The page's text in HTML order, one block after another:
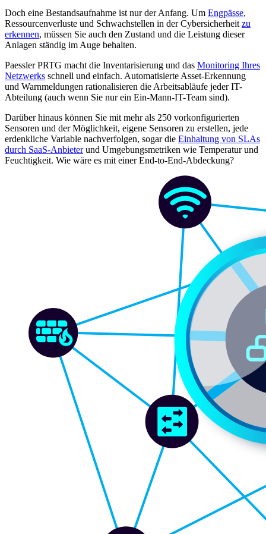
Doch eine Bestandsaufnahme ist nur der Anfang. Um Engpässe,
Ressourcenverluste und Schwachstellen in der Cybersicherheit zu
erkennen, müssen Sie auch den Zustand und die Leistung dieser
Anlagen ständig im Auge behalten.
Paessler PRTG macht die Inventarisierung und das Monitoring Ihres
Netzwerks schnell und einfach. Automatisierte Asset-Erkennung
und Warnmeldungen rationalisieren die Arbeitsabläufe jeder IT-
Abteilung (auch wenn Sie nur ein Ein-Mann-IT-Team sind).
Darüber hinaus können Sie mit mehr als 250 vorkonfigurierten
Sensoren und der Möglichkeit, eigene Sensoren zu erstellen, jede
erdenkliche Variable nachverfolgen, sogar die Einhaltung von SLAs
durch SaaS-Anbieterund Umgebungsmetriken wie Temperatur und
Feuchtigkeit. Wie wäre es mit einer End-to-End-Abdeckung?